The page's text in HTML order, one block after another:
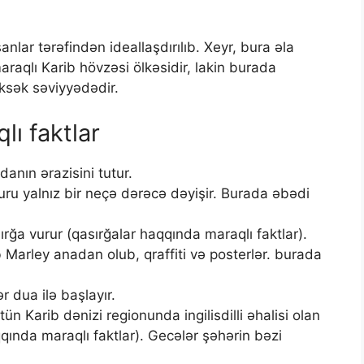
tərəfindən ideallaşdırılıb. Xeyr, bura əla
Karib hövzəsi ölkəsidir, lakin burada
səviyyədədir.
faktlar
ərazisini tutur.
yalnız bir neçə dərəcə dəyişir. Burada əbədi
vurur (qasırğalar haqqında maraqlı faktlar).
anadan olub, qraffiti və posterlər. burada
dua ilə başlayır.
Karib dənizi regionunda ingilisdilli əhalisi olan
maraqlı faktlar). Gecələr şəhərin bəzi